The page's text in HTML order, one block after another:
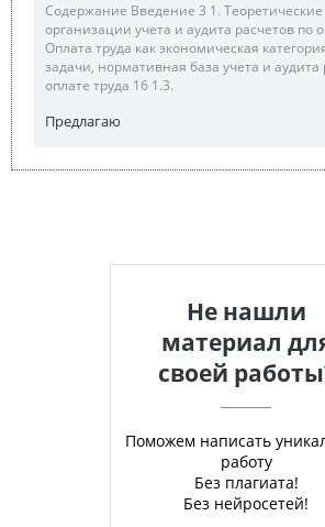
Содержание Введение 3 1. Теоретические
организации учета и аудита расчетов по
Оплата труда как экономическая
задачи, нормативная база учета и аудита
оплате труда 16 1.3.
Предлагаю
Не нашли
материал
своей
Поможем написать
работу
Без плагиата!
Без нейросетей!